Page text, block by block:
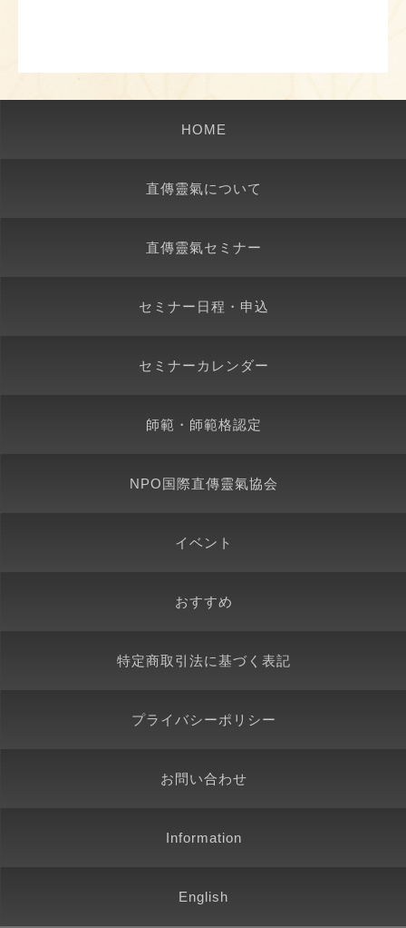
HOME
直傳靈氣について
直傳靈氣セミナー
セミナー日程・申込
セミナーカレンダー
師範・師範格認定
NPO国際直傳靈氣協会
イベント
おすすめ
特定商取引法に基づく表記
プライバシーポリシー
お問い合わせ
Information
English